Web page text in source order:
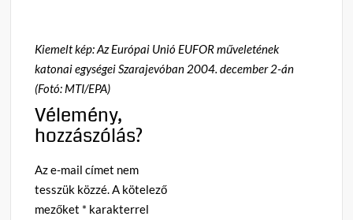
Kiemelt kép: Az Európai Unió EUFOR műveletének
katonai egységei Szarajevóban 2004. december 2-án
(Fotó: MTI/EPA)
Vélemény,
hozzászólás?
Az e-mail címet nem
tesszük közzé.A kötelező
mezőket * karakterrel